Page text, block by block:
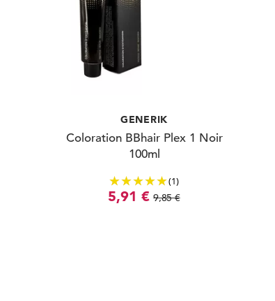
GENERIK
Coloration BBhair Plex 1 Noir
100ml
(1)
5,91 € 9,85 €